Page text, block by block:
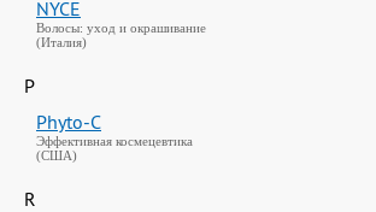
NYCE
Волосы: уход и окрашивание
(Италия)
P
Phyto-C
Эффективная космецевтика
(США)
R